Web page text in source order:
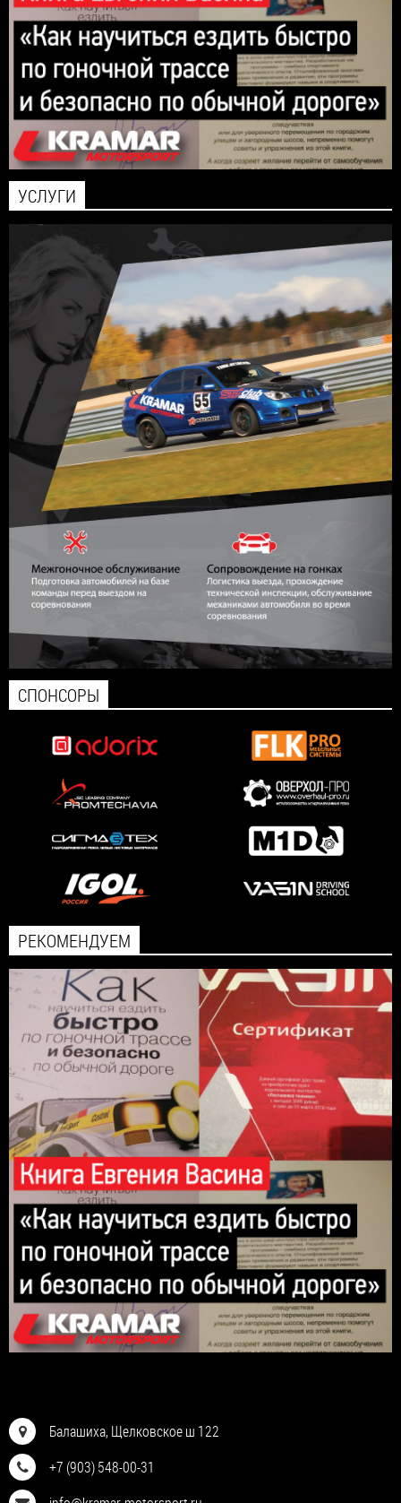
УСЛУГИ
СПОНСОРЫ
РЕКОМЕНДУЕМ
Балашиха, Щелковское ш 122
+7 (903) 548-00-31